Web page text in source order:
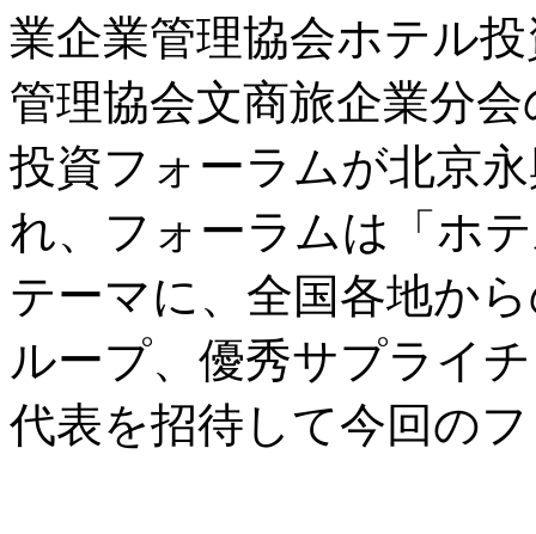
業企業管理協会ホテル
管理協会文商旅企業分
投資フォーラムが北京
れ、フォーラムは「ホ
テーマに、全国各地か
ループ、優秀サプライ
代表を招待して今回の